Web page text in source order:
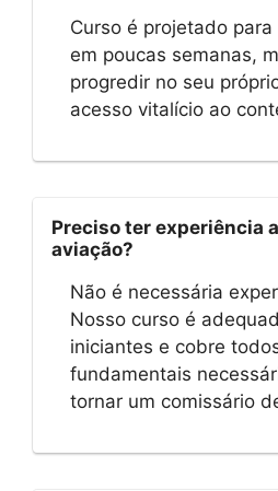
Curso é projetado
em poucas semanas,
progredir no seu
acesso vitalício ao
Preciso ter experiência
aviação?
Não é necessária
Nosso curso é
iniciantes e cobre
fundamentais
tornar um comissário